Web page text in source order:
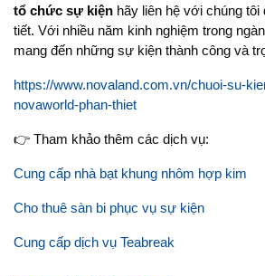
tổ chức sự kiện hãy liên hệ với chúng
tiết. Với nhiều năm kinh nghiệm trong
mang đến những sự kiện thành công và
https://www.novaland.com.vn/chuoi-su-
novaworld-phan-thiet
👉 Tham khảo thêm các dịch vụ:
Cung cấp nhà bạt khung nhôm hợp kim
Cho thuê sàn bi phục vụ sự kiện
Cung cấp dịch vụ Teabreak